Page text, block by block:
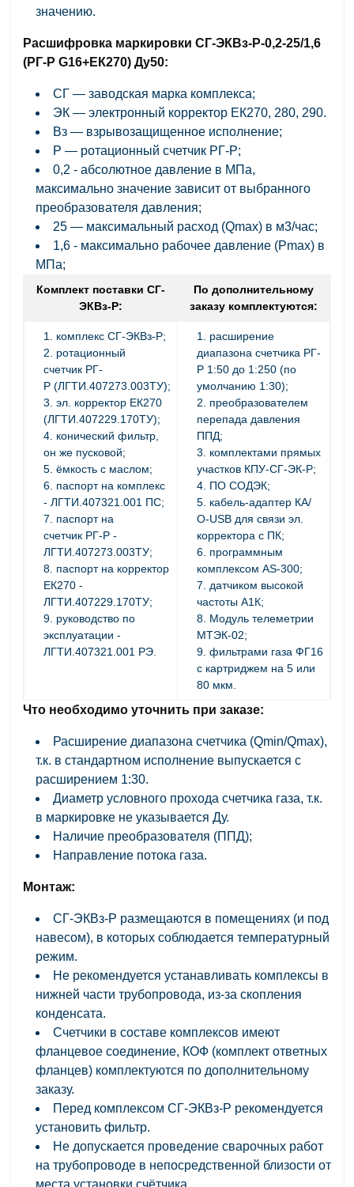
значению.
Расшифровка маркировки СГ-ЭКВз-Р-0,2-25/1,6
(РГ-Р G16+ЕК270) Ду50:
СГ — заводская марка комплекса;
ЭК — электронный корректор ЕК270, 280, 290.
Вз — взрывозащищенное исполнение;
Р — ротационный счетчик РГ-Р;
0,2 - абсолютное давление в МПа,
максимально значение зависит от выбранного
преобразователя давления;
25 — максимальный расход (Qmax) в м3/час;
1,6 - максимально рабочее давление (Pmax) в
МПа;
Комплект поставки СГ-
ЭКВз-Р:
По дополнительному
заказу комплектуются:
комплекс СГ-ЭКВз-Р;
ротационный
счетчик РГ-
Р (ЛГТИ.407273.003ТУ);
эл. корректор ЕК270
(ЛГТИ.407229.170ТУ);
конический фильтр,
он же пусковой;
ёмкость с маслом;
паспорт на комплекс
- ЛГТИ.407321.001 ПС;
паспорт на
счетчик РГ-Р -
ЛГТИ.407273.003ТУ;
паспорт на корректор
ЕК270 -
ЛГТИ.407229.170ТУ;
руководство по
эксплуатации -
ЛГТИ.407321.001 РЭ.
расширение
диапазона счетчика РГ-
Р 1:50 до 1:250 (по
умолчанию 1:30);
преобразователем
перепада давления
ППД;
комплектами прямых
участков КПУ-СГ-ЭК-Р;
ПО СОДЭК;
кабель-адаптер КА/
О-USB для связи эл.
корректора с ПК;
программным
комплексом AS-300;
датчиком высокой
частоты А1К;
Модуль телеметрии
МТЭК-02;
фильтрами газа ФГ16
с картриджем на 5 или
80 мкм.
Что необходимо уточнить при заказе:
Расширение диапазона счетчика (Qmin/Qmax),
т.к. в стандартном исполнение выпускается с
расширением 1:30.
Диаметр условного прохода счетчика газа, т.к.
в маркировке не указывается Ду.
Наличие преобразователя (ППД);
Направление потока газа.
Монтаж:
СГ-ЭКВз-Р размещаются в помещениях (и под
навесом), в которых соблюдается температурный
режим.
Не рекомендуется устанавливать комплексы в
нижней части трубопровода, из-за скопления
конденсата.
Счетчики в составе комплексов имеют
фланцевое соединение, КОФ (комплект ответных
фланцев) комплектуются по дополнительному
заказу.
Перед комплексом СГ-ЭКВз-Р рекомендуется
установить фильтр.
Не допускается проведение сварочных работ
на трубопроводе в непосредственной близости от
места установки счётчика.